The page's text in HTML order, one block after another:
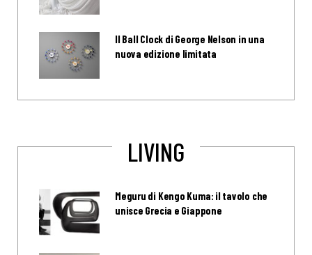
Il Ball Clock di George Nelson in una
nuova edizione limitata
LIVING
Meguru di Kengo Kuma: il tavolo che
unisce Grecia e Giappone